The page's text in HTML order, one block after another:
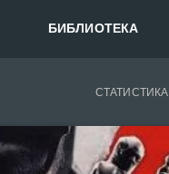
БИБЛИОТЕКА
СТАТИСТИКА